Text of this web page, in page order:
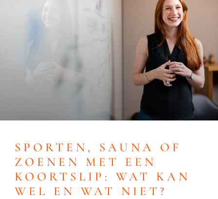
SPORTEN, SAUNA OF
ZOENEN MET EEN
KOORTSLIP: WAT KAN
WEL EN WAT NIET?